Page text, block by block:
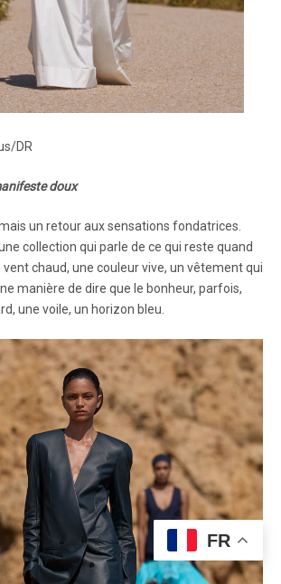
DR
doux
un retour aux sensations fondatrices.
collection qui parle de ce qui reste quand
vent chaud, une couleur vive, un vêtement qui
manière de dire que le bonheur, parfois,
une voile, un horizon bleu.
FR